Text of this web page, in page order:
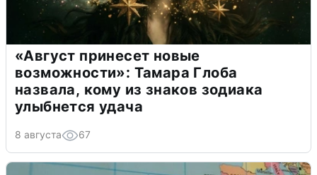
«Август принесет новые
возможности»: Тамара Глоба
назвала, кому из знаков зодиака
улыбнется удача
8 августа 67